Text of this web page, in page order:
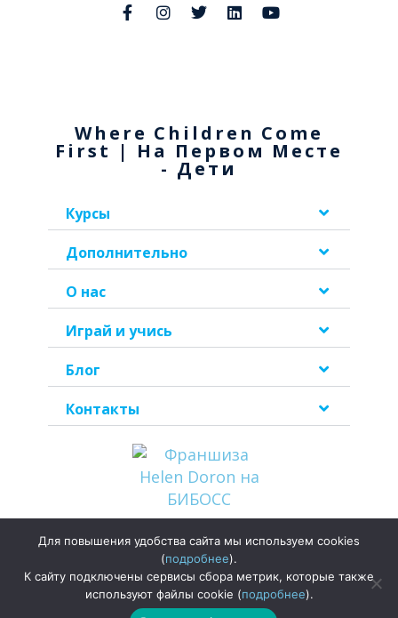
Where Children Come
First | На Первом Месте
- Дети
Курсы
Дополнительно
О нас
Играй и учись
Блог
Контакты
конфиденциальности
ООО «Хелен Дорон Раша» | Все права защищены
Для повышения удобства сайта мы используем cookies
(подробнее).
К сайту подключены сервисы сбора метрик, которые также
используют файлы cookie (подробнее).